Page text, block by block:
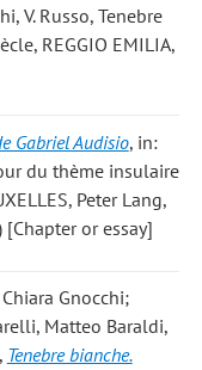
V. Russo, Tenebre
REGGIO EMILIA,
Gabriel Audisio, in:
du thème insulaire
Peter Lang,
[Chapter or essay]
Gnocchi;
Matteo Baraldi,
Tenebre bianche.